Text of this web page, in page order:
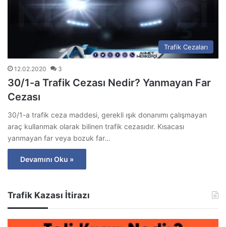
Trafik Cezaları
12.02.2020 3
30/1-a Trafik Cezası Nedir? Yanmayan Far
Cezası
30/1-a trafik ceza maddesi, gerekli ışık donanımı çalışmayan
araç kullanmak olarak bilinen trafik cezasıdır. Kısacası
yanmayan far veya bozuk far…
Devamını Oku »
Trafik Kazası İtirazı